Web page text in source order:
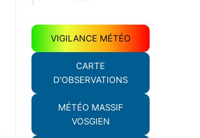
VIGILANCE MÉTÉO
CARTE
D'OBSERVATIONS
MÉTÉO MASSIF
VOSGIEN